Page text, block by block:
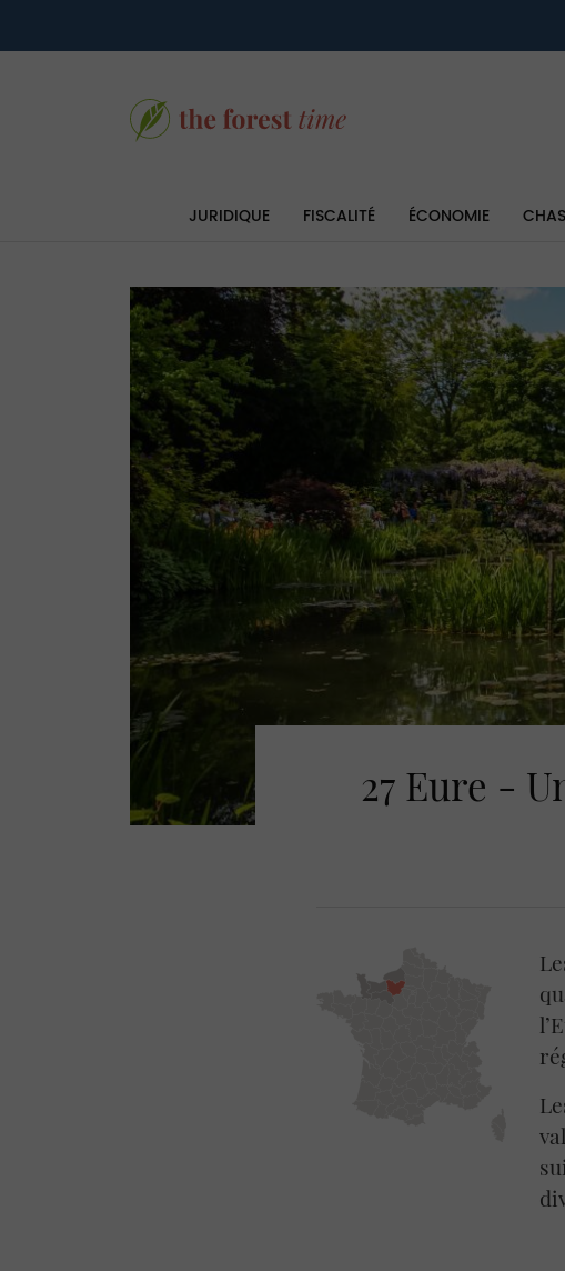
JURIDIQUE FISCALITÉ ÉCONOMIE
27 Eure -